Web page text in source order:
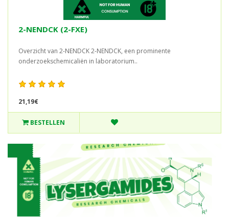
2-NENDCK (2-FXE)
Overzicht van 2-NENDCK 2-NENDCK, een prominente
onderzoekschemicaliën in laboratorium..
21,19€
BESTELLEN